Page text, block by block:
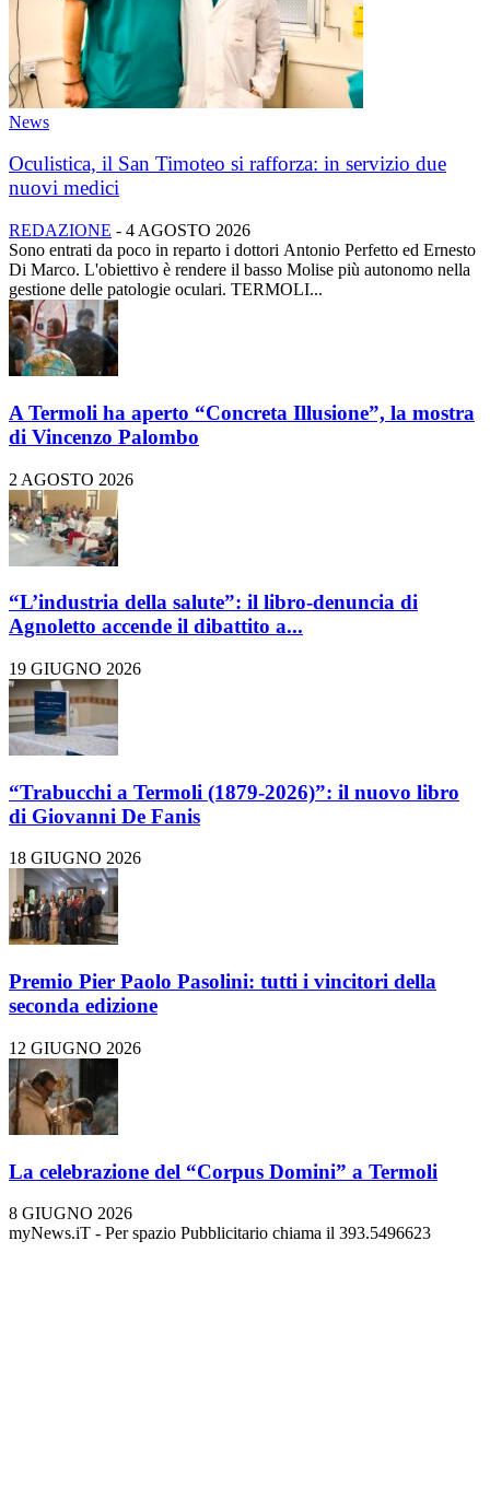
News
Oculistica, il San Timoteo si rafforza: in servizio due
nuovi medici
REDAZIONE - 4 AGOSTO 2026
Sono entrati da poco in reparto i dottori Antonio Perfetto ed Ernesto
Di Marco. L'obiettivo è rendere il basso Molise più autonomo nella
gestione delle patologie oculari. TERMOLI...
A Termoli ha aperto “Concreta Illusione”, la mostra
di Vincenzo Palombo
2 AGOSTO 2026
“L’industria della salute”: il libro-denuncia di
Agnoletto accende il dibattito a...
19 GIUGNO 2026
“Trabucchi a Termoli (1879-2026)”: il nuovo libro
di Giovanni De Fanis
18 GIUGNO 2026
Premio Pier Paolo Pasolini: tutti i vincitori della
seconda edizione
12 GIUGNO 2026
La celebrazione del “Corpus Domini” a Termoli
8 GIUGNO 2026
myNews.iT - Per spazio Pubblicitario chiama il 393.5496623